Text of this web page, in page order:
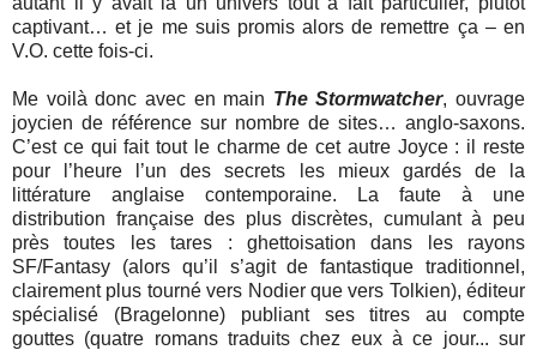
captivant… et je me suis promis alors de remettre ça – en
V.O. cette fois-ci.
Me voilà donc avec en main The Stormwatcher, ouvrage
joycien de référence sur nombre de sites… anglo-saxons.
C’est ce qui fait tout le charme de cet autre Joyce : il reste
pour l’heure l’un des secrets les mieux gardés de la
littérature anglaise contemporaine. La faute à une
distribution française des plus discrètes, cumulant à peu
près toutes les tares : ghettoisation dans les rayons
SF/Fantasy (alors qu’il s’agit de fantastique traditionnel,
clairement plus tourné vers Nodier que vers Tolkien), éditeur
spécialisé (Bragelonne) publiant ses titres au compte
gouttes (quatre romans traduits chez eux à ce jour... sur